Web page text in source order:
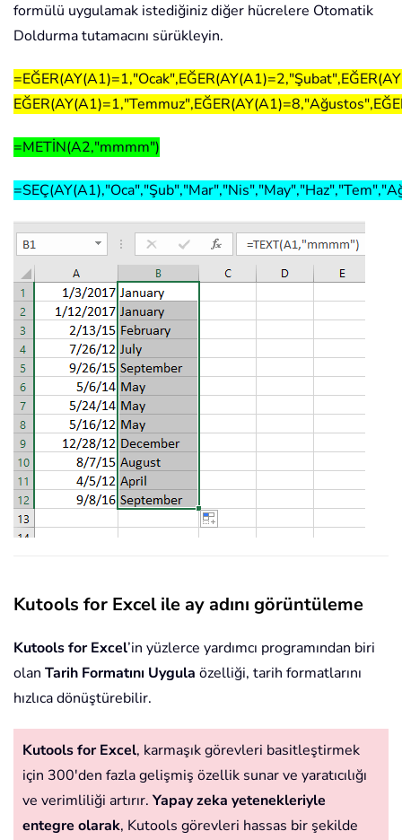
formülü uygulamak istediğiniz diğer hücrelere Otomatik
Doldurma tutamacını sürükleyin.
=METİN(A2,"mmmm")
Kutools for Excel ile ay adını görüntüleme
Kutools for Excel’in yüzlerce yardımcı programından biri
olan Tarih Formatını Uygula özelliği, tarih formatlarını
hızlıca dönüştürebilir.
Kutools for Excel, karmaşık görevleri basitleştirmek
için 300'den fazla gelişmiş özellik sunar ve yaratıcılığı
ve verimliliği artırır. Yapay zeka yetenekleriyle
entegre olarak, Kutools görevleri hassas bir şekilde